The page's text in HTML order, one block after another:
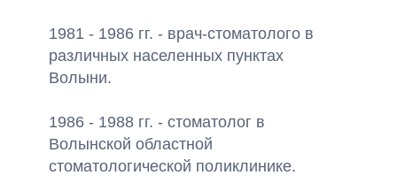
1981 - 1986 гг. - врач-стоматолого в
различных населенных пунктах
Волыни.
1986 - 1988 гг. - стоматолог в
Волынской областной
стоматологической поликлинике.